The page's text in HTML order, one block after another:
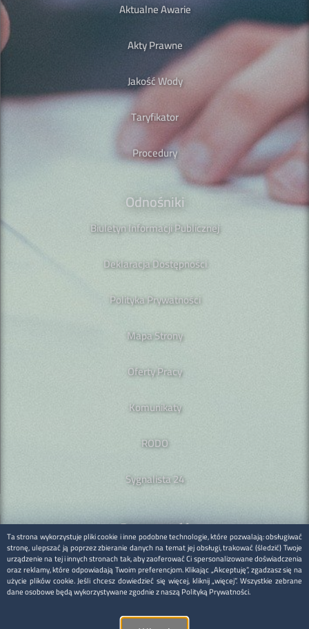
Aktualne Awarie
Akty Prawne
Jakość Wody
Taryfikator
Procedury
Odnośniki
Biuletyn Informacji Publicznej
Deklaracja Dostępności
Polityka Prywatności
Mapa Strony
Oferty Pracy
Komunikaty
RODO
Sygnalista 24
Dostępność
Mapa strony
Deklaracja dostepności
Ta strona wykorzystuje pliki cookie i inne podobne technologie, które pozwalają: obsługiwać
stronę, ulepszać ją poprzez zbieranie danych na temat jej obsługi, trakować (śledzić) Twoje
urządzenie na tej i innych stronach tak, aby zaoferować Ci spersonalizowane doświadczenia
oraz reklamy, które odpowiadają Twoim preferencjom. Klikając „Akceptuję”, zgadzasz się na
użycie plików cookie. Jeśli chcesz dowiedzieć się więcej, kliknij „więcej”. Wszystkie zebrane
dane osobowe będą wykorzystywane zgodnie z naszą Polityką Prywatności.